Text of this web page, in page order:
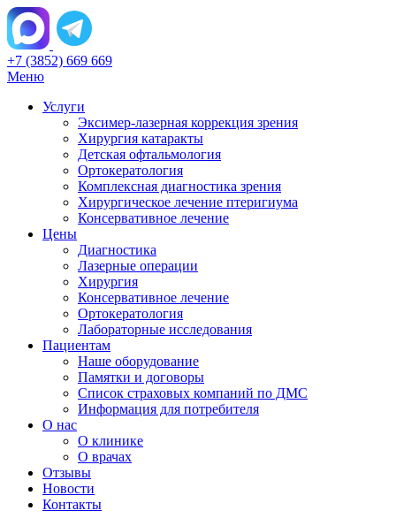
+7 (3852) 669 669
Меню
Услуги
Эксимер-лазерная коррекция зрения
Хирургия катаракты
Детская офтальмология
Ортокератология
Комплексная диагностика зрения
Хирургическое лечение птеригиума
Консервативное лечение
Цены
Диагностика
Лазерные операции
Хирургия
Консервативное лечение
Ортокератология
Лабораторные исследования
Пациентам
Наше оборудование
Памятки и договоры
Список страховых компаний по ДМС
Информация для потребителя
О нас
О клинике
О врачах
Отзывы
Новости
Контакты